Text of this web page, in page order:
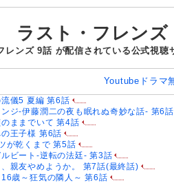
ラスト・フレンズ
レンズ 9話 が配信されている公式視聴
Youtubeドラマ
流儀5 夏編 第6話
ンジ-伊藤潤二の夜も眠れぬ奇妙な話- 第6話
ままでいて 第4話
の王子様 第6話
が乾くまで 第5話
ルビート-逆転の法廷- 第3話
、親友やめようか。 第7話(最終話)
16歳～狂気の隣人～ 第6話